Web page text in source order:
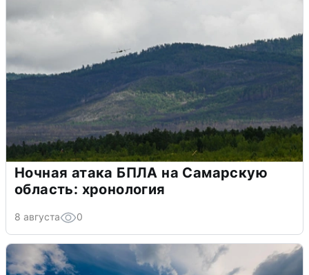
Ночная атака БПЛА на Самарскую
область: хронология
8 августа 0